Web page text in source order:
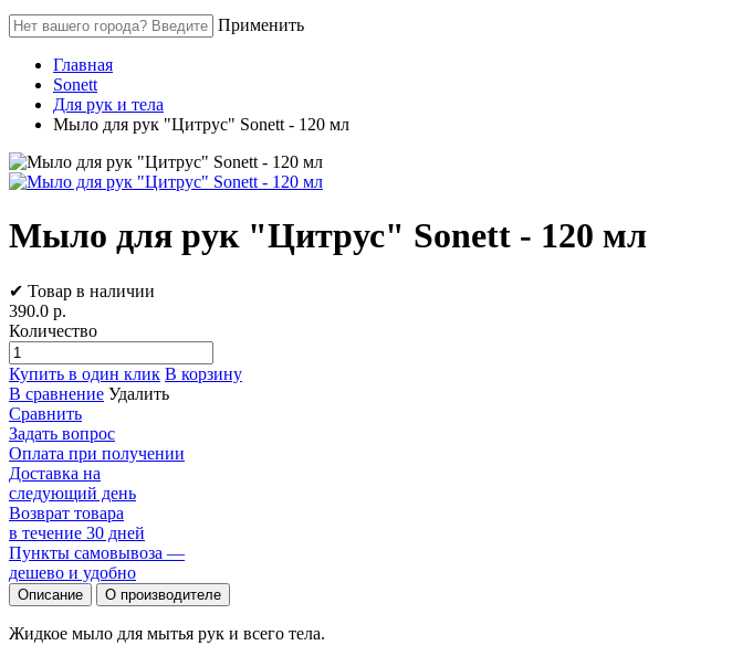
Применить
Главная
Sonett
Для рук и тела
Мыло для рук "Цитрус" Sonett - 120 мл
Мыло для рук "Цитрус" Sonett - 120 мл
✔ Товар в наличии
390.0 р.
Количество
Купить в один клик В корзину
В сравнение Удалить
Сравнить
Задать вопрос
Оплата при получении
Доставка на
следующий день
Возврат товара
в течение 30 дней
Пункты самовывоза —
дешево и удобно
Описание О производителе
Жидкое мыло для мытья рук и всего тела.